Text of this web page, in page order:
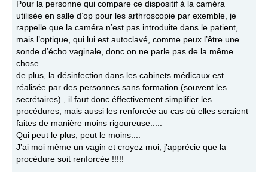
Pour la personne qui compare ce dispositif à la caméra
utilisée en salle d’op pour les arthroscopie par exemble, je
rappelle que la caméra n’est pas introduite dans le patient,
mais l’optique, qui lui est autoclavé, comme peux l’être une
sonde d’écho vaginale, donc on ne parle pas de la même
chose.
de plus, la désinfection dans les cabinets médicaux est
réalisée par des personnes sans formation (souvent les
secrétaires) , il faut donc éffectivement simplifier les
procédures, mais aussi les renforcée au cas où elles seraient
faites de manière moins rigoureuse.....
Qui peut le plus, peut le moins....
J’ai moi même un vagin et croyez moi, j’apprécie que la
procédure soit renforcée !!!!!